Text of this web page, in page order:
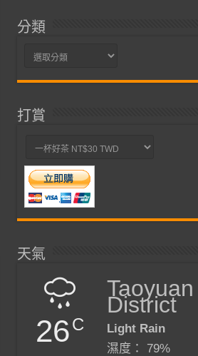
分類
分
打賞
天氣
26C
Taoyuan
District
Light Rain
濕度： 79%